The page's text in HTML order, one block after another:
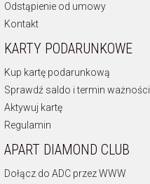
Odstąpienie od umowy
Kontakt
KARTY PODARUNKOWE
Kup kartę podarunkową
Sprawdź saldo i termin ważności
Aktywuj kartę
Regulamin
APART DIAMOND CLUB
Dołącz do ADC przez WWW